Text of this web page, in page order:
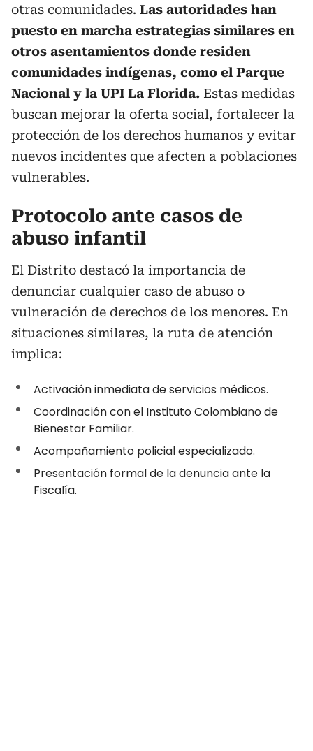
otras comunidades. Las autoridades han
puesto en marcha estrategias similares en
otros asentamientos donde residen
comunidades indígenas, como el Parque
Nacional y la UPI La Florida. Estas medidas
buscan mejorar la oferta social, fortalecer la
protección de los derechos humanos y evitar
nuevos incidentes que afecten a poblaciones
vulnerables.
Protocolo ante casos de
abuso infantil
El Distrito destacó la importancia de
denunciar cualquier caso de abuso o
vulneración de derechos de los menores. En
situaciones similares, la ruta de atención
implica:
Activación inmediata de servicios médicos.
Coordinación con el Instituto Colombiano de
Bienestar Familiar.
Acompañamiento policial especializado.
Presentación formal de la denuncia ante la
Fiscalía.